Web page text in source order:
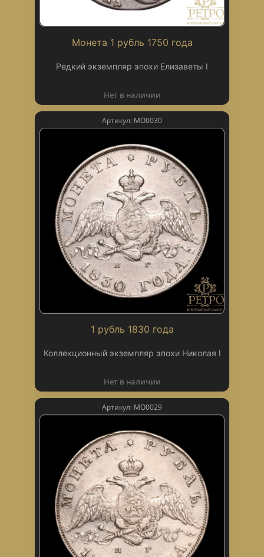
Монета 1 рубль 1750 года
Редкий экземпляр эпохи Елизаветы I
Нет в наличии
Артикул: МО0030
1 рубль 1830 года
Коллекционный экземпляр эпохи Николая I
Нет в наличии
Артикул: МО0029